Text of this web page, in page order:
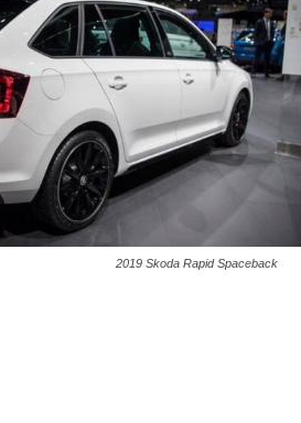
2019 Skoda Rapid Spaceback